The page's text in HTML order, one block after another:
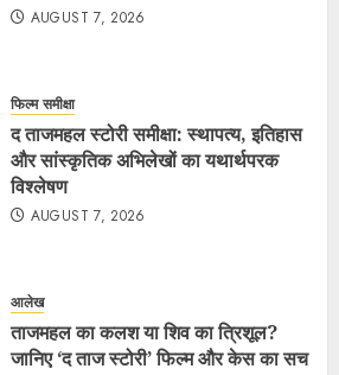
AUGUST 7, 2026
फिल्म समीक्षा
द ताजमहल स्टोरी समीक्षा: स्थापत्य, इतिहास
और सांस्कृतिक अभिलेखों का यथार्थपरक
विश्लेषण
AUGUST 7, 2026
आलेख
ताजमहल का कलश या शिव का त्रिशूल?
जानिए ‘द ताज स्टोरी’ फिल्म और केस का सच